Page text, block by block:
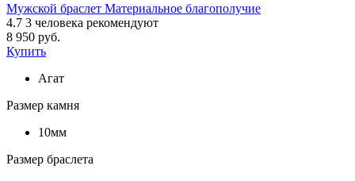
Мужской браслет Материальное благополучие
4.7 3 человека рекомендуют
8 950 руб.
Купить
Агат
Размер камня
10мм
Размер браслета